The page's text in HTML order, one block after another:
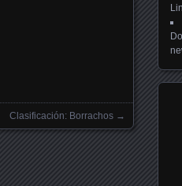
Clasificación: Borrachos →